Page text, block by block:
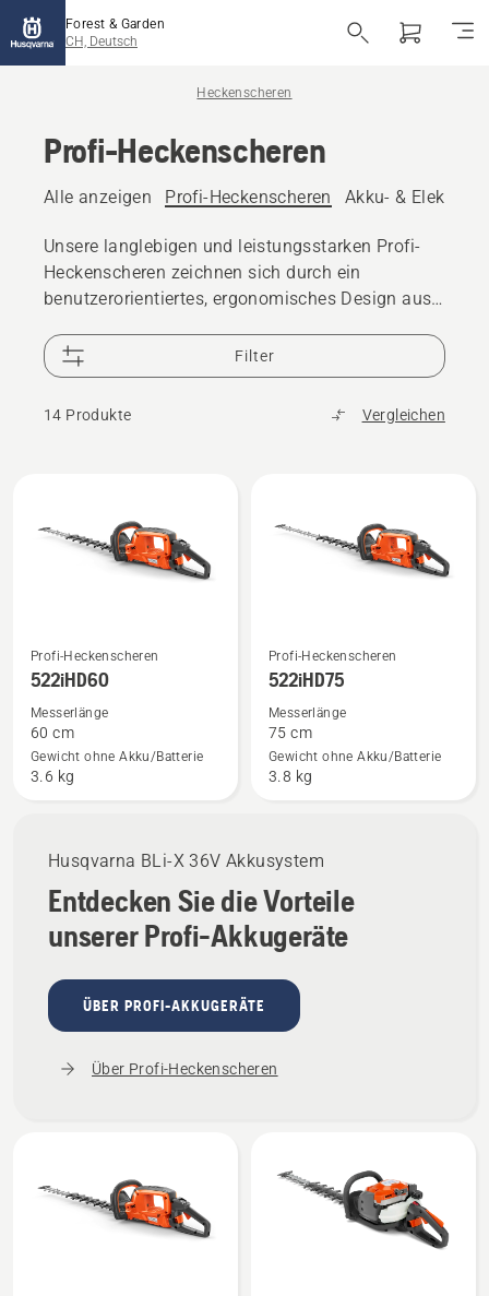
Forest & Garden
CH, Deutsch
Heckenscheren
Profi-Heckenscheren
Alle anzeigen Profi-Heckenscheren Akku- & Elektro-
Unsere langlebigen und leistungsstarken Profi-
Heckenscheren zeichnen sich durch ein
benutzerorientiertes, ergonomisches Design aus,
Effizienz sorgt. Finden und kaufen Sie eine neue
Profi-Akku- und Elektro- oder Benzin-
Heckenschere.
Filter
14 Produkte Vergleichen
Husqvarna BLi-X 36V Akkusystem
Entdecken Sie die Vorteile
unserer Profi-Akkugeräte
ÜBER PROFI-AKKUGERÄTE
Über Profi-Heckenscheren
Mehr
Details
522iHD60
anzeigen
Profi-Heckenscheren
522iHD60
Messerlänge
60 cm
Gewicht ohne Akku/Batterie
3.6 kg
Mehr
Details
522iHD75
anzeigen
Profi-Heckenscheren
522iHD75
Messerlänge
75 cm
Gewicht ohne Akku/Batterie
3.8 kg